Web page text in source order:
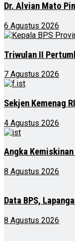
Dr. Alvian Mato
6 Agustus 2026
Triwulan II
7 Agustus 2026
Sekjen Kemenag
4 Agustus 2026
Angka
8 Agustus 2026
Data BPS,
8 Agustus 2026